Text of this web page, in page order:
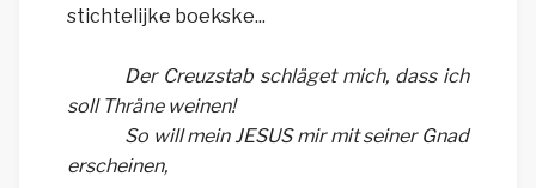
stichtelijke boekske...
Der Creuzstab schläget mich, dass ich
soll Thräne weinen!
So will mein JESUS mir mit seiner Gnad
erscheinen,